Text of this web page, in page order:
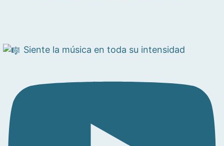
Siente la música en toda su intensidad